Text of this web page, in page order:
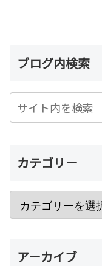
ブログ内検索
カテゴリー
アーカイブ